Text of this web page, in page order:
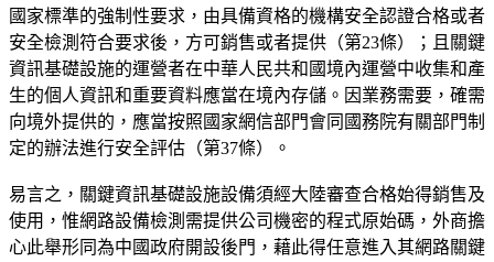
國家標準的強制性要求，由具備資格的機構安全認證合格或者
安全檢測符合要求後，方可銷售或者提供（第23條）；且關鍵
資訊基礎設施的運營者在中華人民共和國境內運營中收集和產
生的個人資訊和重要資料應當在境內存儲。因業務需要，確需
向境外提供的，應當按照國家網信部門會同國務院有關部門制
定的辦法進行安全評估（第37條）。
易言之，關鍵資訊基礎設施設備須經大陸審查合格始得銷售及
使用，惟網路設備檢測需提供公司機密的程式原始碼，外商擔
心此舉形同為中國政府開設後門，藉此得任意進入其網路關鍵